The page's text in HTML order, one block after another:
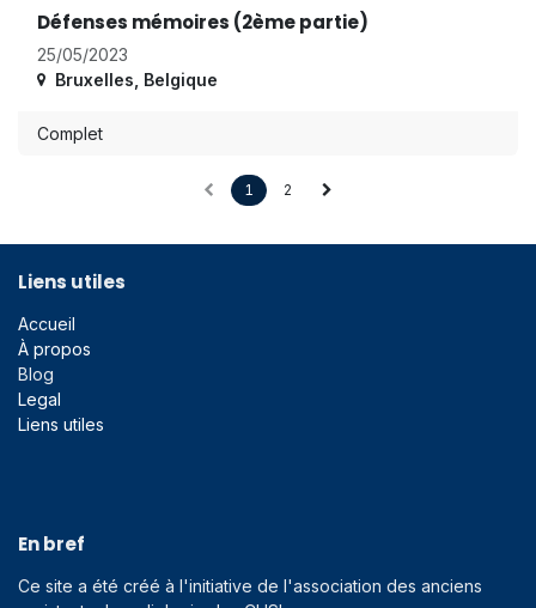
Défenses mémoires (2ème partie)
25/05/2023
Bruxelles Belgique
Complet
1 2
Liens utiles
Accueil
À propos
Blog
Legal
Liens utiles
En bref
Ce site a été créé à l'initiative de l'association des anciens